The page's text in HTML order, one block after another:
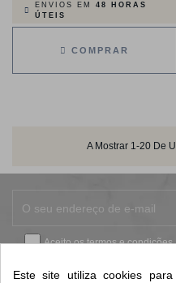
ENVIOS EM 48 HORAS
ÚTEIS
COMPRAR
A Mostrar 1-20 De
Aceito ostermos e condições
Este site utiliza cookies